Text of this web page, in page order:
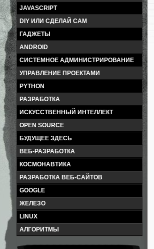
JAVASCRIPT
DIY ИЛИ СДЕЛАЙ САМ
ГАДЖЕТЫ
ANDROID
СИСТЕМНОЕ АДМИНИСТРИРОВАНИЕ
УПРАВЛЕНИЕ ПРОЕКТАМИ
PYTHON
РАЗРАБОТКА
ИСКУССТВЕННЫЙ ИНТЕЛЛЕКТ
OPEN SOURCE
БУДУЩЕЕ ЗДЕСЬ
ВЕБ-РАЗРАБОТКА
КОСМОНАВТИКА
РАЗРАБОТКА ВЕБ-САЙТОВ
GOOGLE
ЖЕЛЕЗО
LINUX
АЛГОРИТМЫ